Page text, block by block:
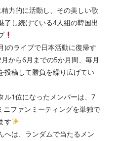
力的に活動し、その美しい歌
了し続けている4人組の韓国出
)のライブで日本活動に復帰す
から6月までの5か月間、毎月
投稿して勝負を繰り広げてい
ル1位になったメンバーは、7
ファンミーティングを単独で
す
へは、ランダムで当たるメン